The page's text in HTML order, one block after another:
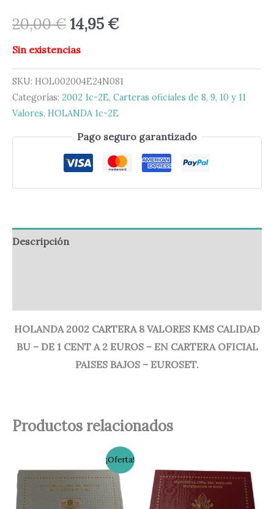
20,00€14,95€
Sin existencias
SKU: HOL002004E24N081
Categorías: 2002 1c-2E, Carteras oficiales de 8, 9, 10 y 11
Valores, HOLANDA 1c-2E
Pago seguro garantizado
Descripción
HOLANDA 2002 CARTERA 8 VALORES KMS CALIDAD
BU – DE 1 CENT A 2 EUROS – EN CARTERA OFICIAL
PAISES BAJOS – EUROSET.
Productos relacionados
¡Oferta!
original
era:
65,00 €.
precio
actual
es:
55,00 €.